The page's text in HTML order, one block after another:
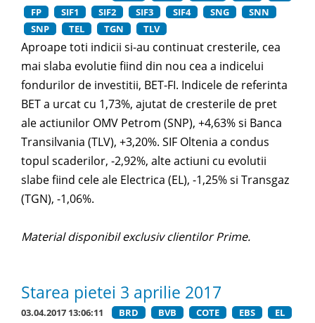
FP
SIF1 SIF2 SIF3 SIF4 SNG
SNN
SNP
TEL TGN TLV
Aproape toti indicii si-au continuat cresterile, cea
mai slaba evolutie fiind din nou cea a indicelui
fondurilor de investitii, BET-FI. Indicele de referinta
BET a urcat cu 1,73%, ajutat de cresterile de pret
ale actiunilor OMV Petrom (SNP), +4,63% si Banca
Transilvania (TLV), +3,20%. SIF Oltenia a condus
topul scaderilor, -2,92%, alte actiuni cu evolutii
slabe fiind cele ale Electrica (EL), -1,25% si Transgaz
(TGN), -1,06%.
Material disponibil exclusiv clientilor Prime.
Starea pietei 3 aprilie 2017
03.04.2017 13:06:11 BRD BVB COTE EBS
EL